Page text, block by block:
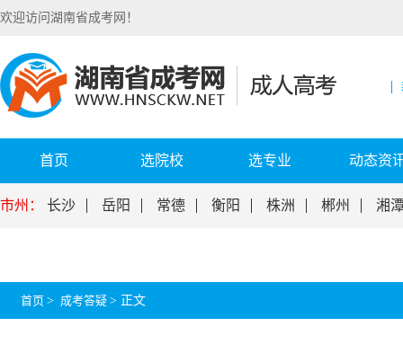
欢迎访问湖南省成考网！
首页 选院校 选专业 动态资
市州： 长沙 岳阳 常德 衡阳 株洲 郴州 湘
首页 > 成考答疑 > 正文